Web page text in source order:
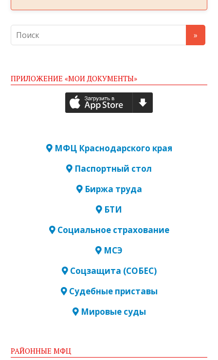
ПРИЛОЖЕНИЕ «МОИ ДОКУМЕНТЫ»
МФЦ Краснодарского края
Паспортный стол
Биржа труда
БТИ
Социальное страхование
МСЭ
Соцзащита (СОБЕС)
Судебные приставы
Мировые суды
РАЙОННЫЕ МФЦ